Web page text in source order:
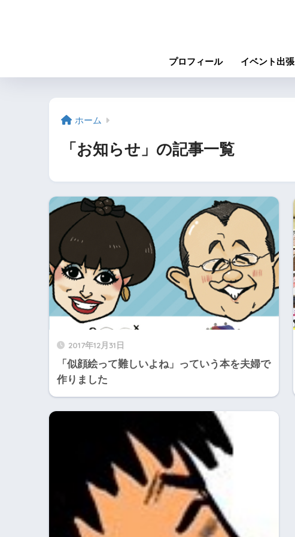
プロフィール イベント出張
ホーム
「お知らせ」の記事一覧
2017年12月31日
「似顔絵って難しいよね」っていう本を夫婦で
作りました